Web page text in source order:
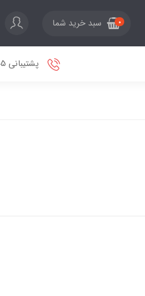
0 سبد خرید شما
پشتیبانی 05133440005